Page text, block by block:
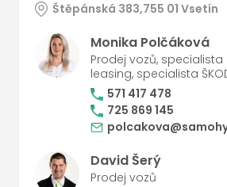
Štěpánská 383,755 01 Vsetín
Monika Polčáková
Prodej vozů,
leasing, specialista
571 417 478
725 869 145
David Šerý
Prodej vozů